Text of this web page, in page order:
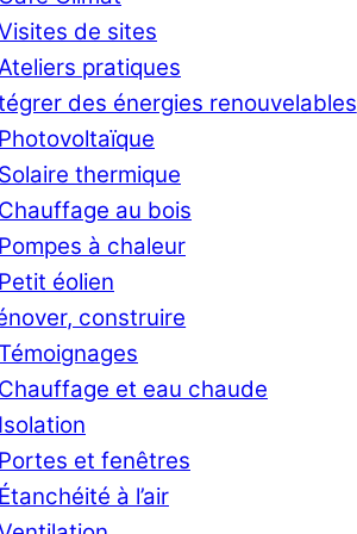
de sites
pratiques
des énergies renouvelables
Photovoltaïque
Solaire thermique
Chauffage au bois
Pompes à chaleur
Petit éolien
construire
Témoignages
Chauffage et eau chaude
Isolation
Portes et fenêtres
Étanchéité à l’air